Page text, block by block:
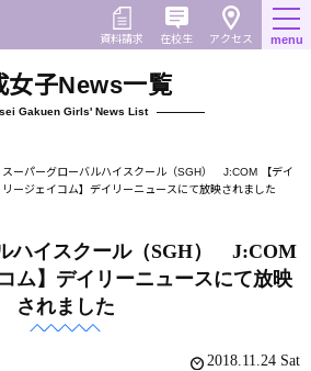
アクセス
在校生
資料請求 menu
女子News一覧
Gakuen Girls' News List
スーパーグローバルハイスクール（SGH） J:COM 【デイ
リージェイコム】デイリーニュースにて放映されました
ハイスクール（SGH） J:COM
ム】デイリーニュースにて放映
されました
2018.11.24 Sat